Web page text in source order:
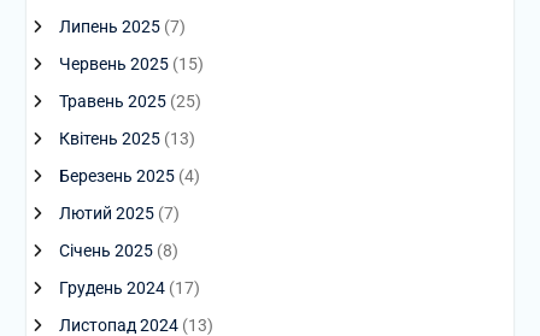
Липень 2025(7)
Червень 2025(15)
Травень 2025(25)
Квітень 2025(13)
Березень 2025(4)
Лютий 2025(7)
Січень 2025(8)
Грудень 2024(17)
Листопад 2024(13)